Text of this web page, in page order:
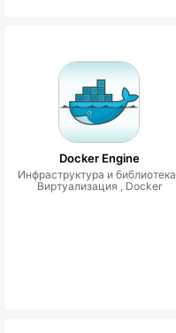
Docker Engine
Инфраструктура и библиотека ,
Виртуализация , Docker